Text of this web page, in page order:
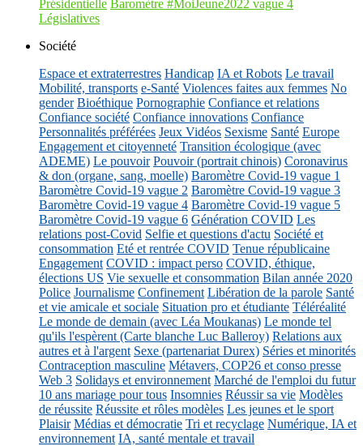
Présidentielle Baromètre #MoiJeune2022 vague 4
Législatives
Société
Espace et extraterrestres Handicap IA et Robots Le travail
Mobilité, transports e-Santé Violences faites aux femmes No
gender Bioéthique Pornographie Confiance et relations
Confiance société Confiance innovations Confiance
Personnalités préférées Jeux Vidéos Sexisme Santé Europe
Engagement et citoyenneté Transition écologique (avec
ADEME) Le pouvoir Pouvoir (portrait chinois) Coronavirus
& don (organe, sang, moelle) Baromètre Covid-19 vague 1
Baromètre Covid-19 vague 2 Baromètre Covid-19 vague 3
Baromètre Covid-19 vague 4 Baromètre Covid-19 vague 5
Baromètre Covid-19 vague 6 Génération COVID Les
relations post-Covid Selfie et questions d'actu Société et
consommation Eté et rentrée COVID Tenue républicaine
Engagement COVID : impact perso COVID, éthique,
élections US Vie sexuelle et consommation Bilan année 2020
Police Journalisme Confinement Libération de la parole Santé
et vie amicale et sociale Situation pro et étudiante Téléréalité
Le monde de demain (avec Léa Moukanas) Le monde tel
qu'ils l'espèrent (Carte blanche Luc Balleroy) Relations aux
autres et à l'argent Sexe (partenariat Durex) Séries et minorités
Contraception masculine Métavers, COP26 et conso presse
Web 3 Solidays et environnement Marché de l'emploi du futur
10 ans mariage pour tous Insomnies Réussir sa vie Modèles
de réussite Réussite et rôles modèles Les jeunes et le sport
Plaisir Médias et démocratie Tri et recyclage Numérique, IA et
environnement IA, santé mentale et travail